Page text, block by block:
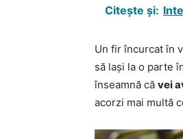
Citește și:
Un fir încurcat în
să lași la o parte
înseamnă că vei
acorzi mai multă